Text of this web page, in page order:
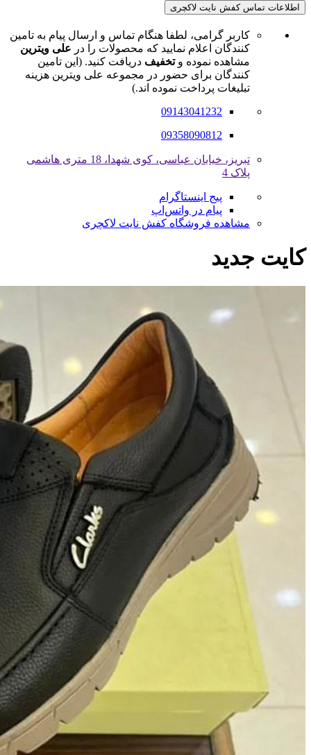
اطلاعات تماس کفش نایت لاکچری
کاربر گرامی، لطفا هنگام تماس و ارسال پیام به تامین
کنندگان اعلام نمایید که محصولات را در علی ویترین
مشاهده نموده وتخفیف دریافت کنید. (این تامین
کنندگان برای حضور در مجموعه علی ویترین هزینه
تبلیغات پرداخت نموده اند.)
09143041232
09358090812
تبریز، خیابان عباسی، کوی شهدا، 18 متری هاشمی
پلاک 4
پیج اینستاگرام
پیام در واتس‌اپ
مشاهده فروشگاه کفش نایت لاکچری
کایت جدید